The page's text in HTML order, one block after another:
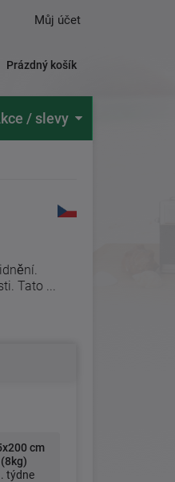
Můj účet
Prázdný košík
/ slevy
Tato ...
cm
(8kg)
týdne